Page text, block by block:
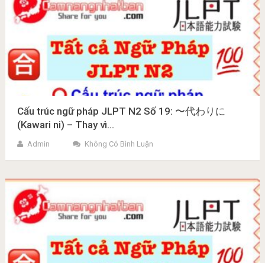
Cấu trúc ngữ pháp JLPT N2 Số 19: 〜代わりに
(Kawari ni) – Thay vì…
Admin Không Có Bình Luận